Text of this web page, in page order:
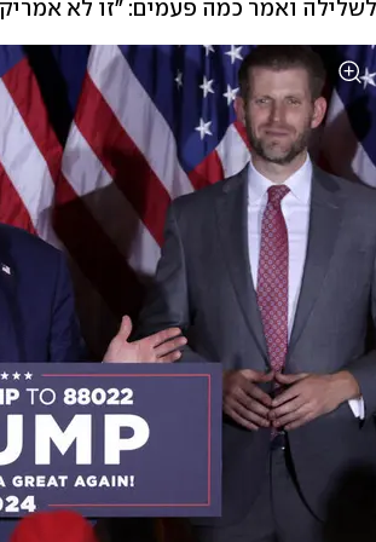
לשלילה ואמר כמה פעמים: "זו לא